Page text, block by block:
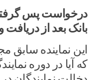
درخواست پس
بانک بعد از دریافت
این نماینده
که آیا در دوره